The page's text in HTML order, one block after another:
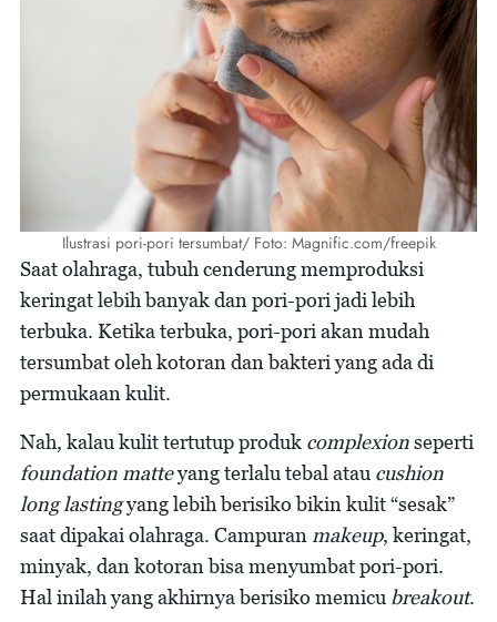
Ilustrasi pori-pori tersumbat/ Foto: Magnific.com/freepik
Saat olahraga, tubuh cenderung memproduksi
keringat lebih banyak dan pori-pori jadi lebih
terbuka. Ketika terbuka, pori-pori akan mudah
tersumbat oleh kotoran dan bakteri yang ada di
permukaan kulit.
Nah, kalau kulit tertutup produk complexionseperti
foundation matteyang terlalu tebal atau cushion
long lastingyang lebih berisiko bikin kulit “sesak”
saat dipakai olahraga. Campuran makeup, keringat,
minyak, dan kotoran bisa menyumbat pori-pori.
Hal inilah yang akhirnya berisiko memicu breakout.